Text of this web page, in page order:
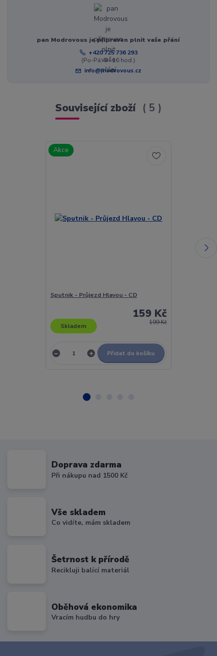
pan Modrovous je připraven plnit vaše přání
+420 725 736 293
(Po-Pá, 8 - 16 hod.)
info@modrovous.cz
Související zboží 5
Akce
Sputnik - Průjezd Hlavou - CD
199 Kč
159 Kč
Skladem
Přidat do košíku
Doprava zdarma
Při nákupu nad 1500 Kč
Vše skladem
Co vidíte, mám skladem
Šetrnost k přírodě
Recikluji balící materiál
Oběhová ekonomika
Vracím hudbu do hry